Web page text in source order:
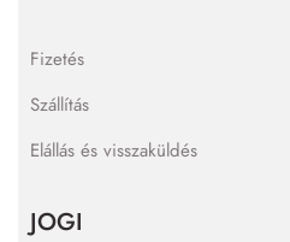
Fizetés
Szállítás
Elállás és visszaküldés
JOGI